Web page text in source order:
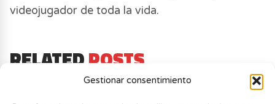
Gestionar consentimiento
videojugador de toda la vida.
RELATEDPOSTS